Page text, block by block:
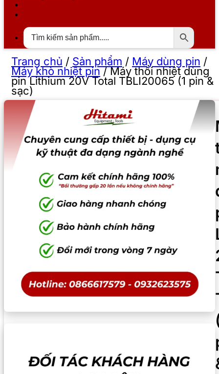
Trang chủ / Sản phẩm / Máy dùng pin /
Máy khò nhiệt pin/Máy thổi nhiệt dùng
pin Lithium 20V Total TBLI20065 (1 pin &
sạc)